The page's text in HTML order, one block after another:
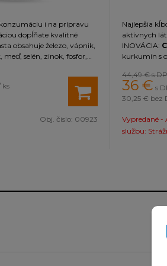
i na prípravu
dopĺňate kvalitné
obsahuje železo, vápnik,
meď, selén, zinok, fosfor,
vitamíny B a E.
ks
Obj. čislo: 00923
Najlepšia
aktívnych
INOVÁCIA:
kurkumín s
- zmes
vstrebávanie
kĺbov a
použité
44,49 €s
36 € s
30,25 € bez
Vypredané -
službu: